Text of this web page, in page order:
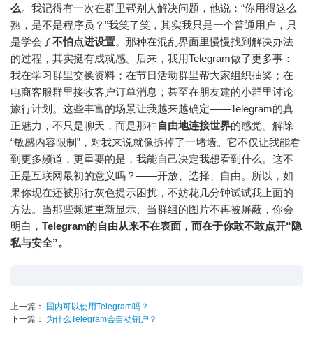
么。 我记得有一次在群里帮别人解决问题，他说：“你用得这么
熟，是不是程序员？”我笑了笑，其实我只是一个普通用户，只
是学会了不怕点进设置。那种在混乱界面里慢慢找到解决办法
的过程，其实挺有成就感。后来，我用Telegram做了更多事：
我在学习群里交换资料；在节日活动群里帮大家组织抽奖；在
电商客服群里接收客户订单消息；甚至在朋友建的小群里讨论
旅行计划。这些丰富的场景让我越来越确定——Telegram的真
正魅力，不只是聊天，而是那种自由地连接世界的感觉。解除
“敏感内容限制”，对我来说就像拆掉了一堵墙。它不仅让我能看
到更多频道，更重要的是，我能自己决定我想看到什么。这不
正是互联网最初的意义吗？——开放、选择、自由。所以，如
果你现在还被那行灰色提示困扰，不妨花几分钟试试我上面的
方法。当那些频道重新显示、当群组的图片不再被屏蔽，你会
明白， Telegram的自由从来不在表面，而在于你敢不敢点开“隐
私与安全”。
上一篇：
国内可以使用Telegram吗？
下一篇：
为什么Telegram会自动销户？